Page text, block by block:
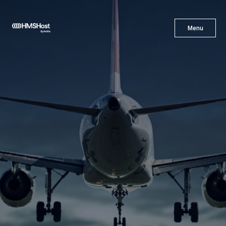
Menu
X
Cuisine
L'innovation
Devenez Notre Partenaire
Carrières